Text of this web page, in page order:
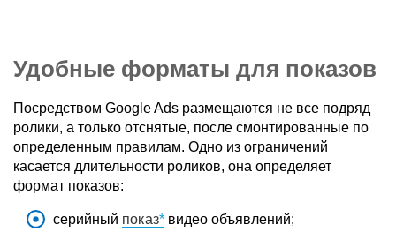
Удобные форматы для показов
Посредством Google Ads размещаются не все подряд
ролики, а только отснятые, после смонтированные по
определенным правилам. Одно из ограничений
касается длительности роликов, она определяет
формат показов:
серийный показ
видео объявлений;